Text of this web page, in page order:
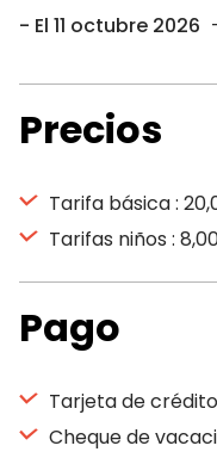
El 11 octubre 2026
Precios
Tarifa básica :
Tarifas niños :
Pago
Tarjeta de crédito
Cheque de